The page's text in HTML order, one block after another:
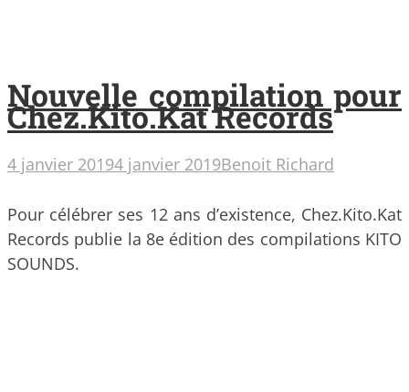
Nouvelle compilation pour
Chez.Kito.Kat Records
4 janvier 20194 janvier 2019Benoit Richard
Pour célébrer ses 12 ans d’existence, Chez.Kito.Kat
Records publie la 8e édition des compilations KITO
SOUNDS.